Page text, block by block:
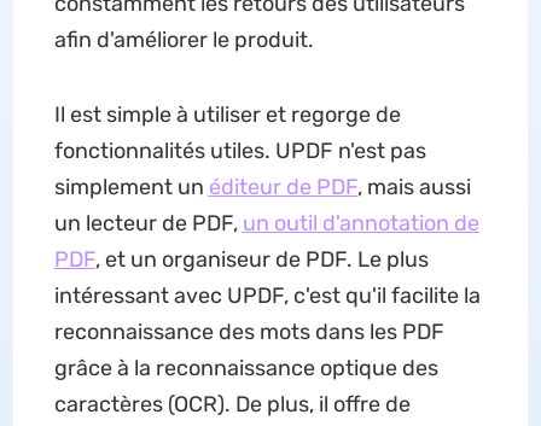
afin d'améliorer le produit.
Il est simple à utiliser et regorge de
fonctionnalités utiles. UPDF n'est pas
simplement un éditeur de PDF, mais aussi
un lecteur de PDF, un outil d'annotation de
PDF, et un organiseur de PDF. Le plus
intéressant avec UPDF, c'est qu'il facilite la
reconnaissance des mots dans les PDF
grâce à la reconnaissance optique des
caractères (OCR). De plus, il offre de